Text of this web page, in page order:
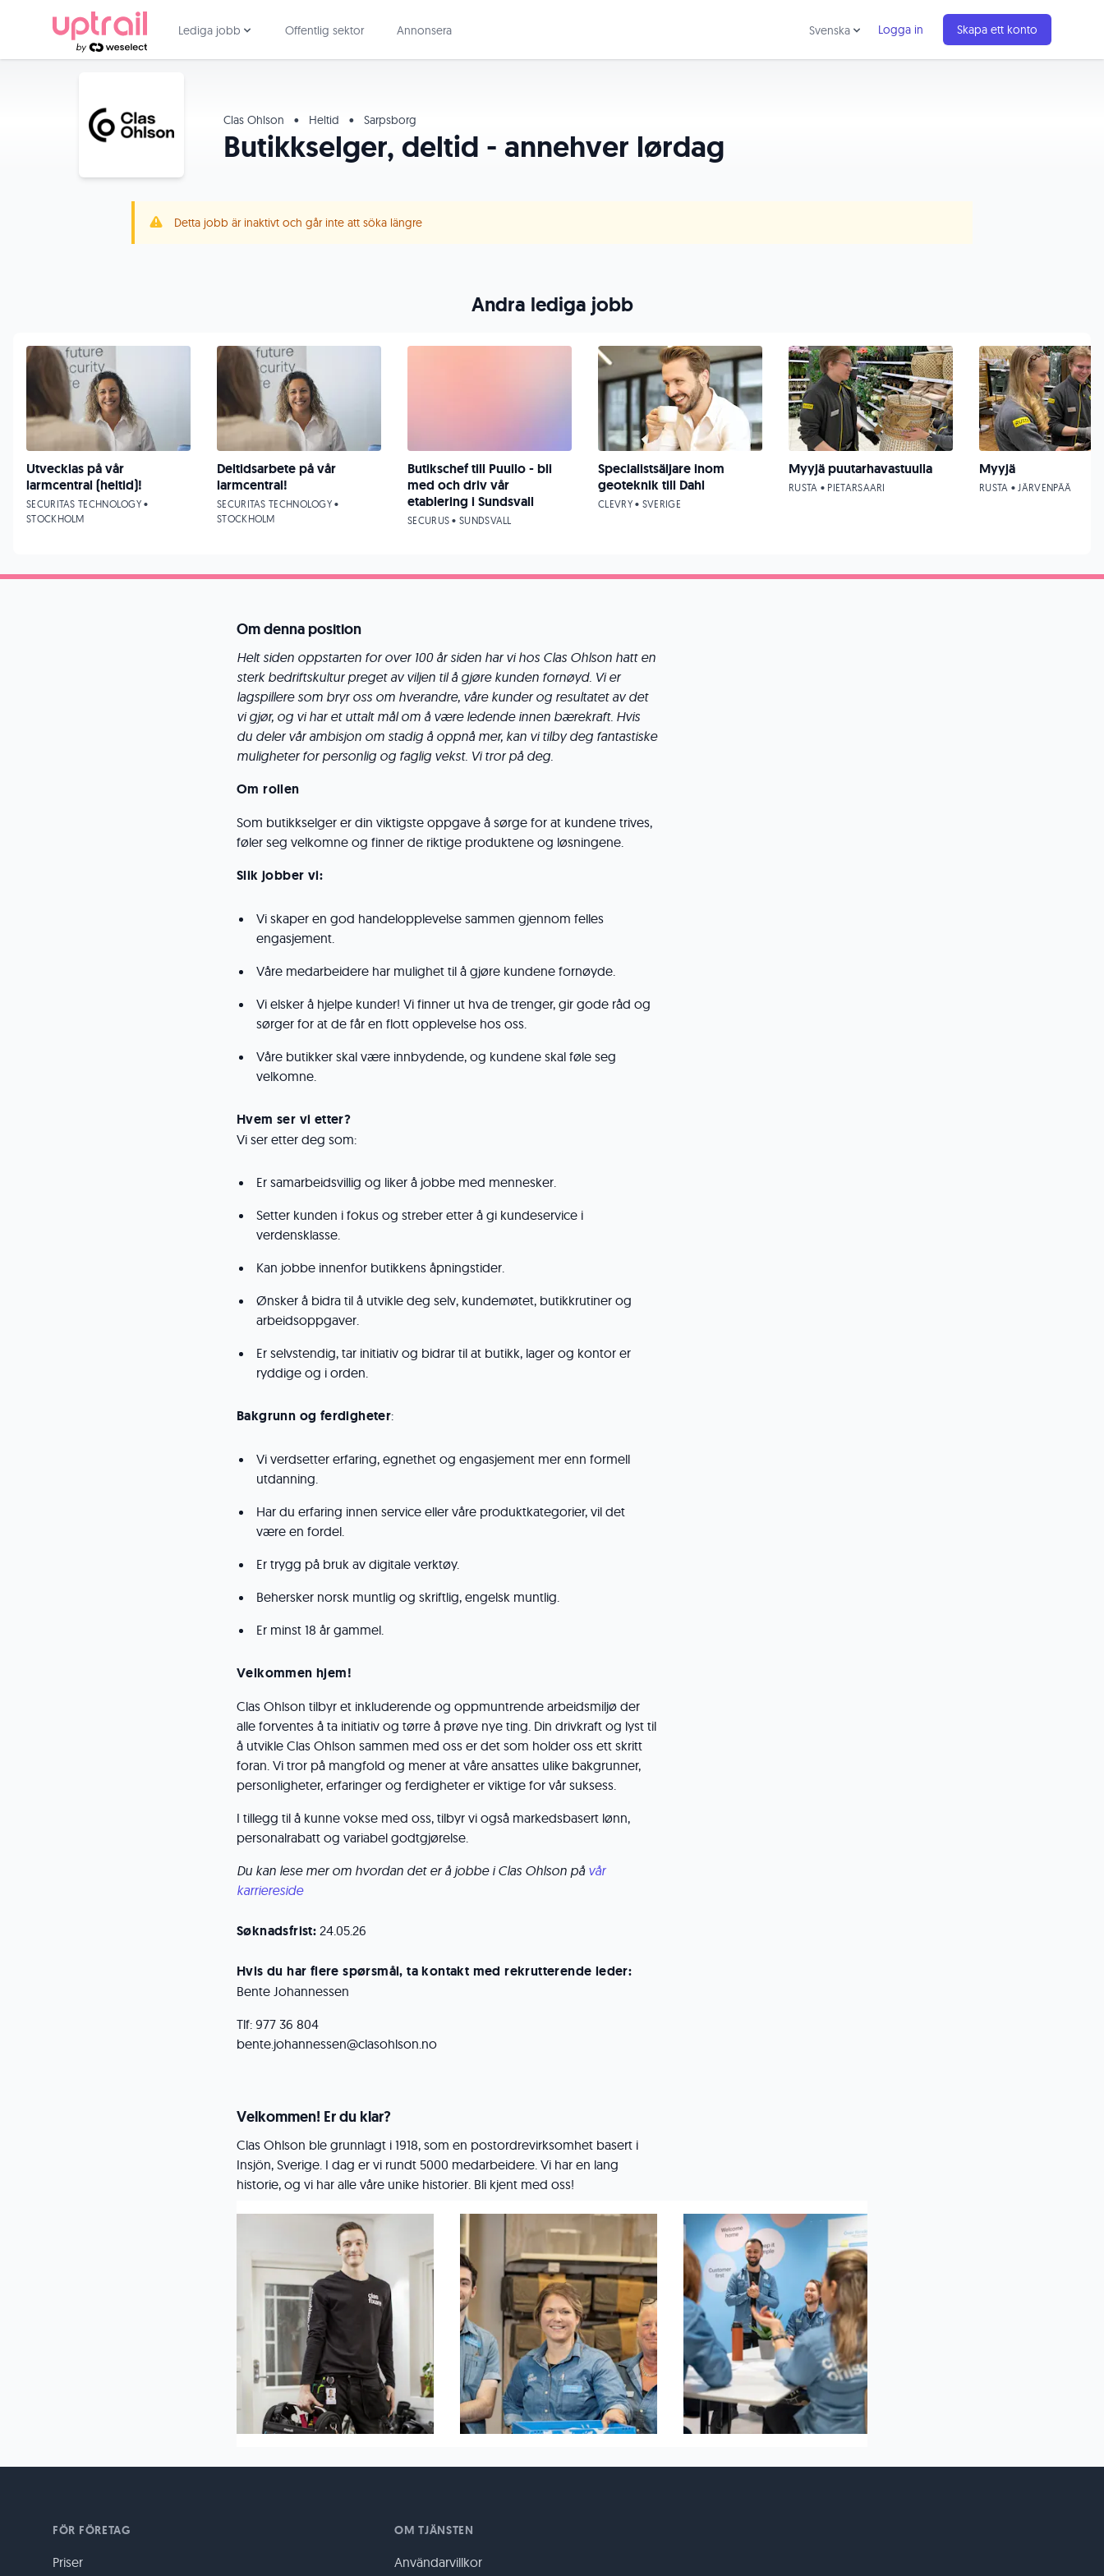
Lediga jobb Offentlig sektor Annonsera Svenska Logga in Skapa ett konto
Clas Ohlson • Heltid • Sarpsborg
Butikkselger, deltid - annehver lørdag
Detta jobb är inaktivt och går inte att söka längre
Om denna position
Helt siden oppstarten for over 100 år siden har vi hos Clas Ohlson hatt en
sterk bedriftskultur preget av viljen til å gjøre kunden fornøyd. Vi er
lagspillere som bryr oss om hverandre, våre kunder og resultatet av det
vi gjør, og vi har et uttalt mål om å være ledende innen bærekraft. Hvis
du deler vår ambisjon om stadig å oppnå mer, kan vi tilby deg fantastiske
muligheter for personlig og faglig vekst. Vi tror på deg.
Om rollen
Som butikkselger er din viktigste oppgave å sørge for at kundene trives,
føler seg velkomne og finner de riktige produktene og løsningene.
Slik jobber vi:
Vi skaper en god handelopplevelse sammen gjennom felles
engasjement.
Våre medarbeidere har mulighet til å gjøre kundene fornøyde.
Vi elsker å hjelpe kunder! Vi finner ut hva de trenger, gir gode råd og
sørger for at de får en flott opplevelse hos oss.
Våre butikker skal være innbydende, og kundene skal føle seg
velkomne.
Hvem ser vi etter?
Vi ser etter deg som:
Er samarbeidsvillig og liker å jobbe med mennesker.
Setter kunden i fokus og streber etter å gi kundeservice i
verdensklasse.
Kan jobbe innenfor butikkens åpningstider.
Ønsker å bidra til å utvikle deg selv, kundemøtet, butikkrutiner og
arbeidsoppgaver.
Er selvstendig, tar initiativ og bidrar til at butikk, lager og kontor er
ryddige og i orden.
Bakgrunn og ferdigheter:
Vi verdsetter erfaring, egnethet og engasjement mer enn formell
utdanning.
Har du erfaring innen service eller våre produktkategorier, vil det
være en fordel.
Er trygg på bruk av digitale verktøy.
Behersker norsk muntlig og skriftlig, engelsk muntlig.
Er minst 18 år gammel.
Velkommen hjem!
Clas Ohlson tilbyr et inkluderende og oppmuntrende arbeidsmiljø der
alle forventes å ta initiativ og tørre å prøve nye ting. Din drivkraft og lyst til
å utvikle Clas Ohlson sammen med oss er det som holder oss ett skritt
foran. Vi tror på mangfold og mener at våre ansattes ulike bakgrunner,
personligheter, erfaringer og ferdigheter er viktige for vår suksess.
I tillegg til å kunne vokse med oss, tilbyr vi også markedsbasert lønn,
personalrabatt og variabel godtgjørelse.
Du kan lese mer om hvordan det er å jobbe i Clas Ohlson på vår
karriereside
Søknadsfrist: 24.05.26
Hvis du har flere spørsmål, ta kontakt med rekrutterende leder:
Bente Johannessen
Tlf: 977 36 804
bente.johannessen@clasohlson.no
Velkommen! Er du klar?
Clas Ohlson ble grunnlagt i 1918, som en postordrevirksomhet basert i
Insjön, Sverige. I dag er vi rundt 5000 medarbeidere. Vi har en lang
historie, og vi har alle våre unike historier. Bli kjent med oss!
Andra lediga jobb
Utvecklas på vår
larmcentral (heltid)!
SECURITAS TECHNOLOGY •
STOCKHOLM
Deltidsarbete på vår
larmcentral!
SECURITAS TECHNOLOGY •
STOCKHOLM
Butikschef till Puuilo - bli
med och driv vår
etablering i Sundsvall
SECURUS • SUNDSVALL
Specialistsäljare inom
geoteknik till Dahl
CLEVRY • SVERIGE
Myyjä puutarhavastuulla
RUSTA • PIETARSAARI
Myyjä
RUSTA • JÄRVENPÄÄ
FÖR FÖRETAG
Priser
OM TJÄNSTEN
Användarvillkor